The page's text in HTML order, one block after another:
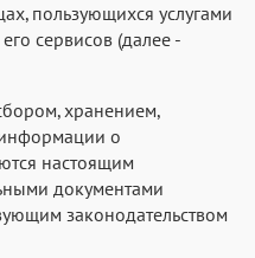
пользующихся услугами
сервисов (далее -
хранением,
о
настоящим
документами
законодательством